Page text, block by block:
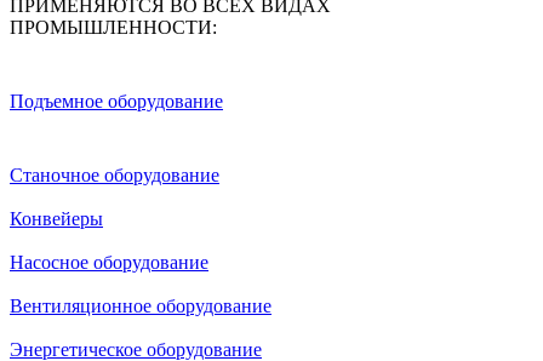
ПРИМЕНЯЮТСЯ ВО ВСЕХ ВИДАХ
ПРОМЫШЛЕННОСТИ:
Подъемное оборудование
Станочное оборудование
Конвейеры
Насосное оборудование
Вентиляционное оборудование
Энергетическое оборудование